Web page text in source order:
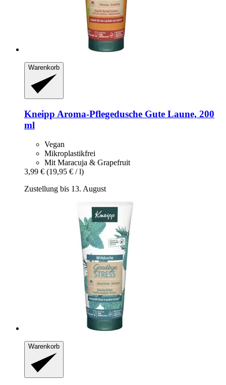
Warenkorb
Kneipp Aroma-​Pflegedusche Gute Laune, 200
ml
Vegan
Mikroplastikfrei
Mit Maracuja & Grapefruit
3,99 € (19,95 € / l)
Zustellung bis 13. August
Warenkorb